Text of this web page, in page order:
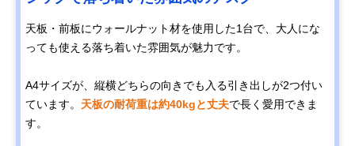
天板・前板にウォールナット材を使用した1台で、大人にな
っても使える落ち着いた雰囲気が魅力です。
A4サイズが、縦横どちらの向きでも入る引き出しが2つ付い
ています。 天板の耐荷重は約40kgと丈夫で長く愛用できま
す。